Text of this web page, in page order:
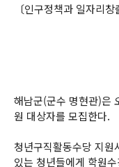
〔인구정책과 일자리
해남군(군수 명현관)은
원 대상자를 모집한다.
청년구직활동수당 지
있는 청년들에게 학원